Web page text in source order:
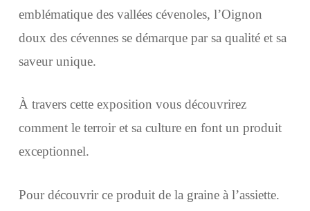
emblématique des vallées cévenoles, l’Oignon
doux des cévennes se démarque par sa qualité et sa
saveur unique.
À travers cette exposition vous découvrirez
comment le terroir et sa culture en font un produit
exceptionnel.
Pour découvrir ce produit de la graine à l’assiette.